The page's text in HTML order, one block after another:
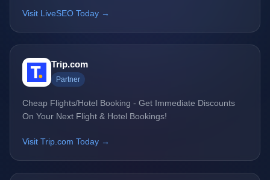
Visit LiveSEO Today →
Trip.com
Partner
Cheap Flights/Hotel Booking - Get Immediate Discounts
On Your Next Flight & Hotel Bookings!
Visit Trip.com Today →